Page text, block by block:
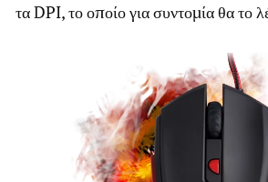
τα DPI, το οποίο για συντομία θα